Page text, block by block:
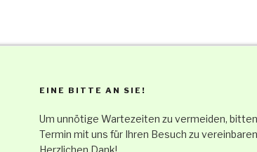
EINE BITTE AN SIE!
Um unnötige Wartezeiten zu vermeiden,
Termin mit uns für Ihren Besuch zu